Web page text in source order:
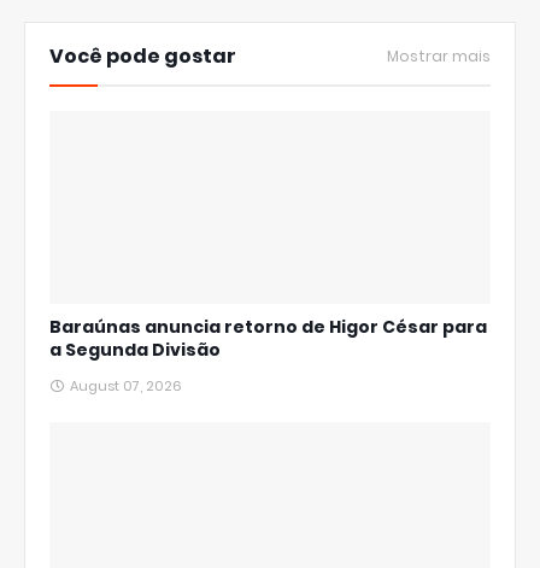
Você pode gostar Mostrar mais
Baraúnas anuncia retorno de Higor César para
a Segunda Divisão
August 07, 2026